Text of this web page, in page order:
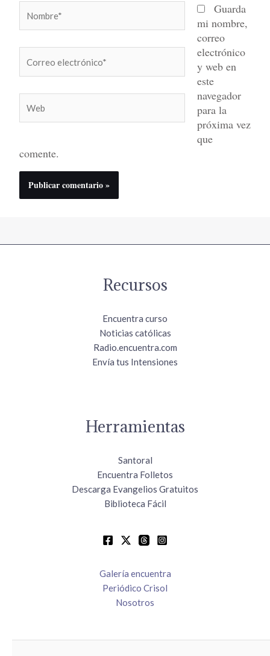
electrónico*
Guarda
mi nombre,
correo
electrónico
y web en
este
navegador
para la
próxima vez
que
comente.
Recursos
Encuentra curso
Noticias católicas
Radio.encuentra.com
Envía tus Intensiones
Herramientas
Santoral
Encuentra Folletos
Descarga Evangelios Gratuitos
Biblioteca Fácil
Galería encuentra
Periódico Crisol
Nosotros